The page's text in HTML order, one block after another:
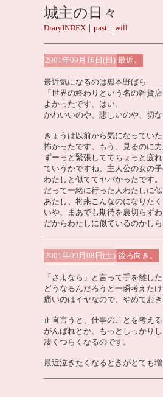
城主の日々
DiaryINDEX ｜ past ｜ will
2001年09月16日(日) 最近。
最近気になるのは嶽本野ばら
「世界の終わりという名の雑貨
よかったです、はい。
かわいいのや、悲しいのや、切
きょうは以前から気になってい
怖かったです。もう、見るのに
ずーっと緊張しててちょっと疲
ていうかですね、主人公の女の
わたしと似ててヤバかったです。
だって一緒に行った人わたしに
あたし、将来こんなのになりた
いや、まあでも期待を裏切らず
だからわたしに似ているのかし
2001年09月08日(土) 後ろ向き。
「さよなら」と言って手を離し
どうなるんだろうと一瞬考えた
痛いのはイヤなので、やめてお
正直言うと、仕事のことを考え
がんばれとか、もっとしっかり
凄くつらくなるのです。
最近泣きたくなるときがとても